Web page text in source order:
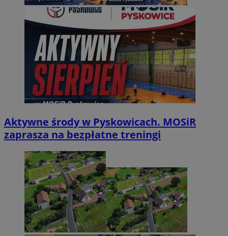
Aktywne środy w Pyskowicach. MOSiR
zaprasza na bezpłatne treningi